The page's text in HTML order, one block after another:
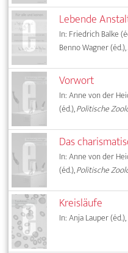
Lebende
In: Friedrich Balke
Benno Wagner (éd.),
Vorwort
In: Anne von der
(éd.),Politische
Das
In: Anne von der
(éd.),Politische
Kreisläufe
In: Anja Lauper (éd.),